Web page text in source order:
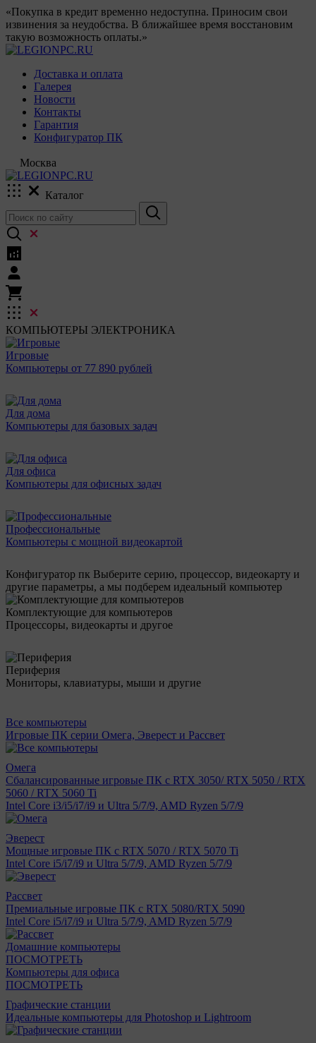
«Покупка в кредит временно недоступна. Приносим свои
извинения за неудобства. В ближайшее время восстановим
такую возможность оплаты.»
Доставка и оплата
Галерея
Новости
Контакты
Гарантия
Конфигуратор ПК
Москва
Каталог
КОМПЬЮТЕРЫ ЭЛЕКТРОНИКА
Игровые
Компьютеры от 77 890 рублей
Для дома
Компьютеры для базовых задач
Для офиса
Компьютеры для офисных задач
Профессиональные
Компьютеры с мощной видеокартой
Конфигуратор пк Выберите серию, процессор, видеокарту и
другие параметры, а мы подберем идеальный компьютер
Комплектующие для компьютеров
Процессоры, видеокарты и другое
Периферия
Мониторы, клавиатуры, мыши и другие
Все компьютеры
Игровые ПК серии Омега, Эверест и Рассвет
Омега
Сбалансированные игровые ПК с RTX 3050/ RTX 5050 / RTX
5060 / RTX 5060 Ti
Intel Core i3/i5/i7/i9 и Ultra 5/7/9, AMD Ryzen 5/7/9
Эверест
Мощные игровые ПК с RTX 5070 / RTX 5070 Ti
Intel Core i5/i7/i9 и Ultra 5/7/9, AMD Ryzen 5/7/9
Рассвет
Премиальные игровые ПК с RTX 5080/RTX 5090
Intel Core i5/i7/i9 и Ultra 5/7/9, AMD Ryzen 5/7/9
Домашние компьютеры
ПОСМОТРЕТЬ
Компьютеры для офиса
ПОСМОТРЕТЬ
Графические станции
Идеальные компьютеры для Photoshop и Lightroom